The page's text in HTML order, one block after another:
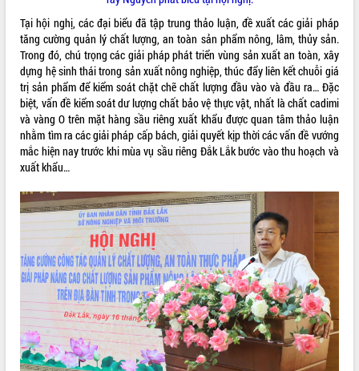
Hội thảo góp ý hồ sơ điều chỉnh quy
hoạch tỉnh Đắk Lắk thời kỳ 2021-2030,
tầm nhìn đến năm 2050
Nâng cao hiệu quả hoạt động của các
doanh nghiệp nhà nước
Hội nghị triển khai kết nối mạng
truyền số liệu chuyên dùng phục vụ cơ
quan Đảng, Nhà nước
Lễ phát động chuỗi hoạt động chung
tay làm sạch môi trường
Xã Ea Kar bước chuyển mình trong
công tác cải cách hành chính mô hình
mới
UBND tỉnh họp báo định kỳ tháng 4
năm 2026
Hội thảo khoa học “Giải pháp thúc đẩy
phát triển nền kinh tế xanh tại tỉnh
Đắk Lắk”
Tăng cường giám sát, đôn đốc thực
hiện nhiệm vụ quản lý tài sản công
hàng tuần
Tại hội nghị, các đại biểu đã tập trung thảo luận, đề xuất các giải pháp
tăng cường quản lý chất lượng, an toàn sản phẩm nông, lâm, thủy sản.
Trong đó, chú trọng các giải pháp phát triển vùng sản xuất an toàn, xây
dựng hệ sinh thái trong sản xuất nông nghiệp, thúc đẩy liên kết chuỗi giá
trị sản phẩm để kiểm soát chặt chẽ chất lượng đầu vào và đầu ra… Đặc
biệt, vấn đề kiểm soát dư lượng chất bảo vệ thực vật, nhất là chất cadimi
và vàng O trên mặt hàng sầu riêng xuất khẩu được quan tâm thảo luận
nhằm tìm ra các giải pháp cấp bách, giải quyết kịp thời các vấn đề vướng
mắc hiện nay trước khi mùa vụ sầu riêng Đắk Lắk bước vào thu hoạch và
xuất khẩu…